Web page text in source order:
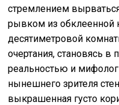
стремлением
рывком из обклеенной
десятиметровой
очертания, становясь
реальностью и
нынешнего зрителя
выкрашенная густо